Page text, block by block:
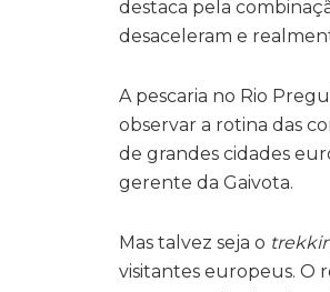
destaca pela
desaceleram e
A pescaria no Rio
observar a rotina das
de grandes cidades
gerente da Gaivota.
Mas talvez seja o
visitantes europeus. O